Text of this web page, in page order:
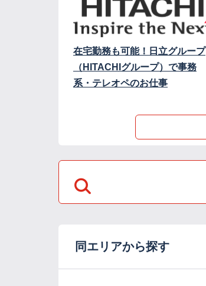
在宅勤務も可能！日立グループ
（HITACHIグループ）で事務
系・テレオペのお仕事
同エリアから探す